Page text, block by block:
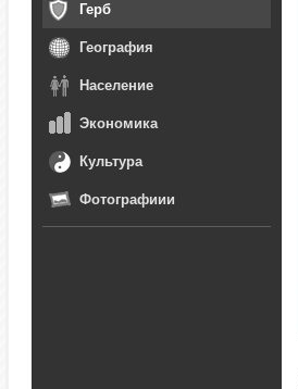
Герб
География
Население
Экономика
Культура
Фотографиии